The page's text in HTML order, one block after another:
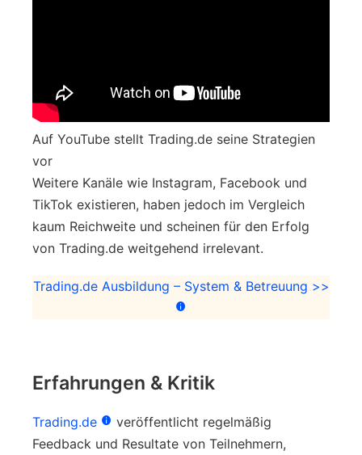
Auf YouTube stellt Trading.de seine Strategien
vor
Weitere Kanäle wie Instagram, Facebook und
TikTok existieren, haben jedoch im Vergleich
kaum Reichweite und scheinen für den Erfolg
von Trading.de weitgehend irrelevant.
Trading.de Ausbildung – System & Betreuung >>
Erfahrungen & Kritik
Trading.de
veröffentlicht regelmäßig
Feedback und Resultate von Teilnehmern,